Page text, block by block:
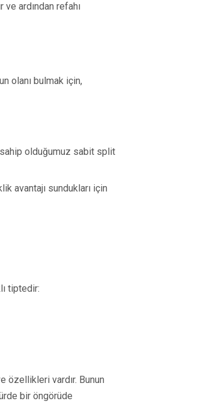
ve ardından refahı
olanı bulmak için,
olduğumuz sabit split
avantajı sundukları için
tiptedir:
özellikleri vardır. Bunun
bir öngörüde